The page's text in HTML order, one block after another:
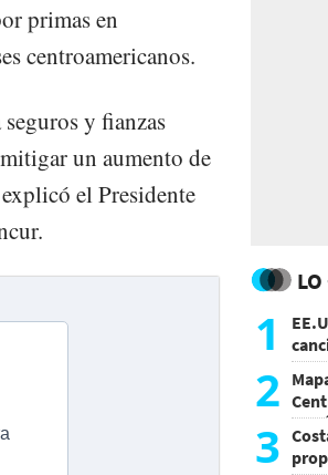
primas en
centroamericanos.
y fianzas
un aumento de
el Presidente
1
2
y
3